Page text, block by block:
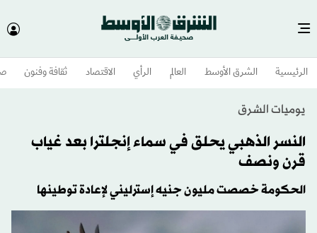
الرئيسية الشرق الأوسط​ العالم الرأي الاقتصاد ثقافة وفنون
يوميات الشرق
النسر الذهبي يحلق في سماء إنجلترا بعد غياب
قرن ونصف
الحكومة خصصت مليون جنيه إسترليني لإعادة توطينها